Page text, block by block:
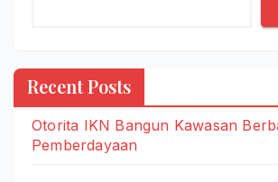
Recent Posts
Otorita IKN Bangun Kawasan
Pemberdayaan